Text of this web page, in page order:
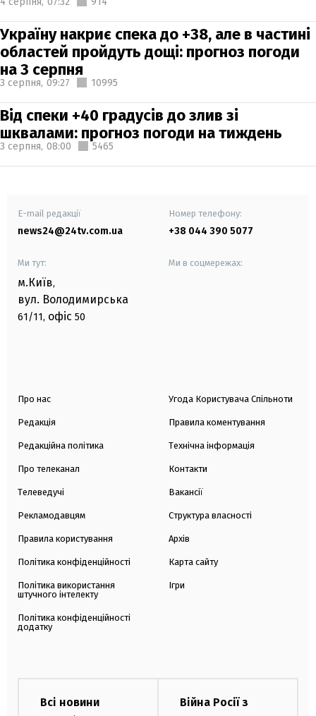
Україну накриє спека до +38, але в частині
областей пройдуть дощі: прогноз погоди
на 3 серпня
3 серпня, 09:27 10995
Від спеки +40 градусів до злив зі
шквалами: прогноз погоди на тиждень
3 серпня, 08:00 5465
E-mail редакції
news24@24tv.com.ua
Номер телефону:
+38 044 390 5077
Ми тут:
м.Київ,
вул. Володимирська
61/11, офіс 50
Ми в соцмережах:
Про нас
Редакція
Редакційна політика
Про телеканал
Телеведучі
Рекламодавцям
Правила користування
Політика конфіденційності
Політика використання
штучного інтелекту
Політика конфіденційності
додатку
Угода Користувача Спільноти
Правила коментування
Технічна інформація
Контакти
Вакансії
Структура власності
Архів
Карта сайту
Ігри
Всі новини
Війна Росії з